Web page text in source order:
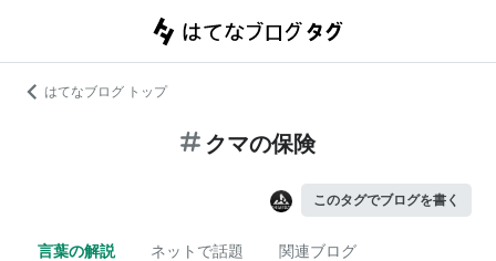
はてなブログ トップ
クマの保険
このタグでブログを書く
言葉の解説 ネットで話題 関連ブログ